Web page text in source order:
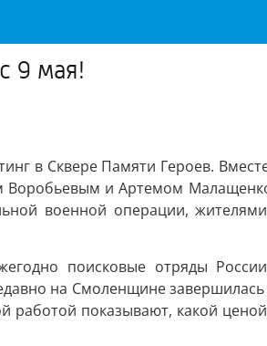
9 мая!
в Сквере Памяти Героев.
и Артемом
военной операции,
поисковые отряды
на Смоленщине
работой показывают, какой